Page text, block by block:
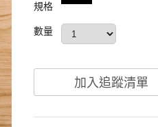
規格
數量
加入追蹤清單